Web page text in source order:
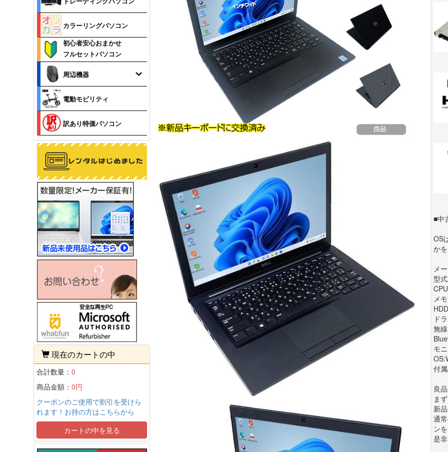
■中
OS
か
メ
型
メ
ド
無
モ
付
良
ま
新
通
ン
是
カラーリングパソコン
初心者安心おまかせ
フルセットパソコン
周辺機器
電動モビリティ
訳あり特価パソコン
現在のカートの中
合計数量： 0
商品金額： 0円
クーポンのご使用で割引を受けら
れます！お持の方はこちらから
カートの中を見る